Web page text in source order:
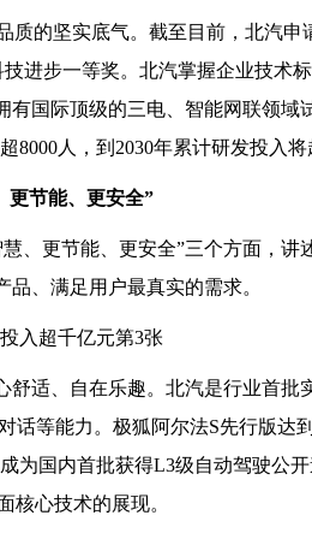
的坚实底气。截至目前，北汽申
进步一等奖。北汽掌握企业技术
国际顶级的三电、智能网联领域
8000人，到2030年累计研发投入将
更节能、更安全”
、更节能、更安全”三个方面，讲
、满足用户最真实的需求。
舒适、自在乐趣。北汽是行业首
话等能力。极狐阿尔法S先行版达
为国内首批获得L3级自动驾驶公
核心技术的展现。